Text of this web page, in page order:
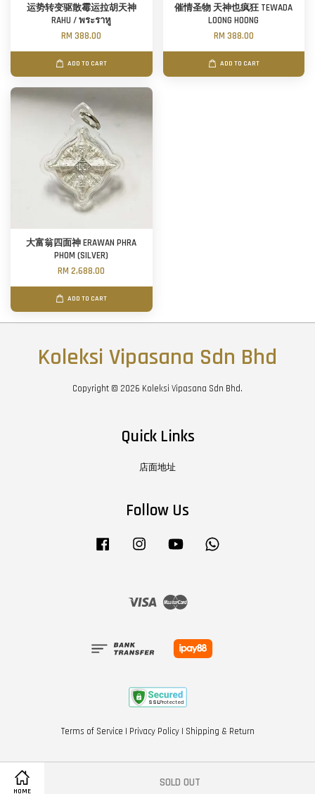
HOME
SOLD OUT
运势转变驱散霉运拉胡天神
RAHU / พระราหู
RM 388.00
ADD TO CART
催情圣物 天神也疯狂 TEWADA
LOONG HOONG
RM 388.00
ADD TO CART
大富翁四面神 ERAWAN PHRA
PHOM (SILVER)
RM 2,688.00
ADD TO CART
Koleksi Vipasana Sdn Bhd
Copyright © 2026 Koleksi Vipasana Sdn Bhd.
Quick Links
店面地址
Follow Us
Facebook Instagram YouTube
Visa Master
Terms of Service | Privacy Policy| Shipping & Return